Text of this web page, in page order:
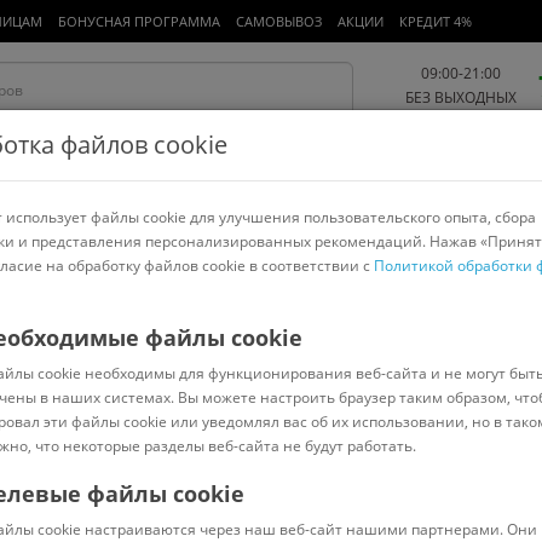
БОНУСНАЯ ПРОГРАММА САМОВЫВОЗ АКЦИИ КРЕДИТ 4%
09:00-21:00
БЕЗ ВЫХОДНЫХ
Работа и офис Авто и мото Детям и мамам Красота и
спорт
LG
Код: 5561829
файлов cookie
файлы cookie для улучшения пользовательского опыта, сбора
и представления персонализированных рекомендаций. Нажав
на обработку файлов cookie в соответствии с Политикой обработки
файлы cookie
cookie необходимы для функционирования веб-сайта и не могут
в наших системах. Вы можете настроить браузер таким образом,
эти файлы cookie или уведомлял вас об их использовании, но в
что некоторые разделы веб-сайта не будут работать.
файлы cookie
cookie настраиваются через наш веб-сайт нашими партнерами. Они